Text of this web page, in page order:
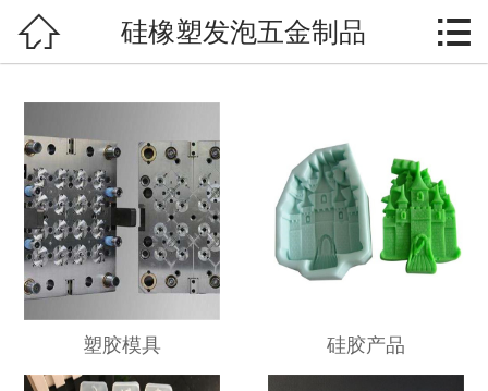
 硅橡塑发泡五金制品
发泡胶模具
五金模具
 硅橡塑发泡五金制品 
塑胶模具 硅胶产品